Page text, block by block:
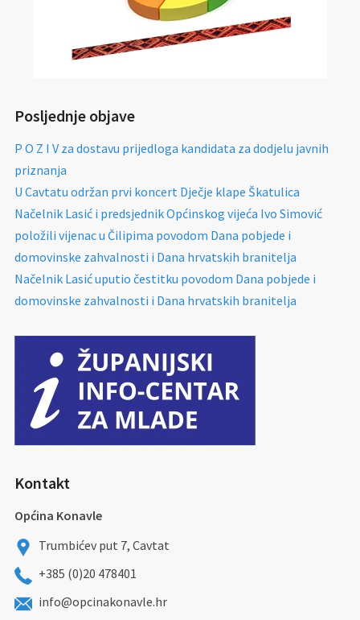
Posljednje objave
P O Z I V za dostavu prijedloga kandidata za dodjelu javnih
priznanja
U Cavtatu održan prvi koncert Dječje klape Škatulica
Načelnik Lasić i predsjednik Općinskog vijeća Ivo Simović
položili vijenac u Čilipima povodom Dana pobjede i
domovinske zahvalnosti i Dana hrvatskih branitelja
Načelnik Lasić uputio čestitku povodom Dana pobjede i
domovinske zahvalnosti i Dana hrvatskih branitelja
Kontakt
Općina Konavle
Trumbićev put 7, Cavtat
+385 (0)20 478401
info@opcinakonavle.hr